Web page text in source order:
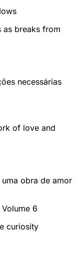
as breaks from
necessárias
of love and
obra de amor
6
curiosity